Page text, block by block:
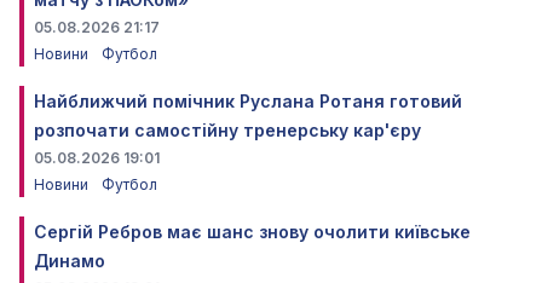
05.08.2026 21:17
Новини
Футбол
Найближчий помічник Руслана Ротаня готовий
розпочати самостійну тренерську кар'єру
05.08.2026 19:01
Новини
Футбол
Сергій Ребров має шанс знову очолити київське
Динамо